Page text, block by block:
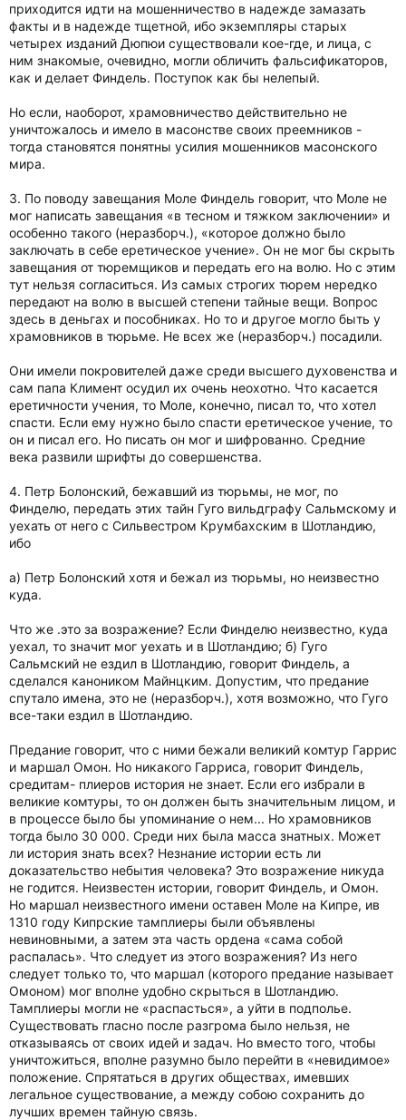
приходится идти на мошенничество в надежде замазать
факты и в надежде тщетной, ибо экземпляры старых
четырех изданий Дюпюи существовали кое-где, и лица, с
ним знакомые, очевидно, могли обличить фальсификаторов,
как и делает Финдель. Поступок как бы нелепый.
Но если, наоборот, храмовничество действительно не
уничтожалось и имело в масонстве своих преемников -
тогда становятся понятны усилия мошенников масонского
мира.
3. По поводу завещания Моле Финдель говорит, что Моле не
мог написать завещания «в тесном и тяжком заключении» и
особенно такого (неразборч.), «которое должно было
заключать в себе еретическое учение». Он не мог бы скрыть
завещания от тюремщиков и передать его на волю. Но с этим
тут нельзя согласиться. Из самых строгих тюрем нередко
передают на волю в высшей степени тайные вещи. Вопрос
здесь в деньгах и пособниках. Но то и другое могло быть у
храмовников в тюрьме. Не всех же (неразборч.) посадили.
Они имели покровителей даже среди высшего духовенства и
сам папа Климент осудил их очень неохотно. Что касается
еретичности учения, то Моле, конечно, писал то, что хотел
спасти. Если ему нужно было спасти еретическое учение, то
он и писал его. Но писать он мог и шифрованно. Средние
века развили шрифты до совершенства.
4. Петр Болонский, бежавший из тюрьмы, не мог, по
Финделю, передать этих тайн Гуго вильдграфу Сальмскому и
уехать от него с Сильвестром Крумбахским в Шотландию,
ибо
а) Петр Болонский хотя и бежал из тюрьмы, но неизвестно
куда.
Что же .это за возражение? Если Финделю неизвестно, куда
уехал, то значит мог уехать и в Шотландию; б) Гуго
Сальмский не ездил в Шотландию, говорит Финдель, а
сделался каноником Майнцким. Допустим, что предание
спутало имена, это не (неразборч.), хотя возможно, что Гуго
все-таки ездил в Шотландию.
Предание говорит, что с ними бежали великий комтур Гаррис
и маршал Омон. Но никакого Гарриса, говорит Финдель,
средитам- плиеров история не знает. Если его избрали в
великие комтуры, то он должен быть значительным лицом, и
в процессе было бы упоминание о нем... Но храмовников
тогда было 30 000. Среди них была масса знатных. Может
ли история знать всех? Незнание истории есть ли
доказательство небытия человека? Это возражение никуда
не годится. Неизвестен истории, говорит Финдель, и Омон.
Но маршал неизвестного имени оставен Моле на Кипре, ив
1310 году Кипрские тамплиеры были объявлены
невиновными, а затем эта часть ордена «сама собой
распалась». Что следует из этого возражения? Из него
следует только то, что маршал (которого предание называет
Омоном) мог вполне удобно скрыться в Шотландию.
Тамплиеры могли не «распасться», а уйти в подполье.
Существовать гласно после разгрома было нельзя, не
отказываясь от своих идей и задач. Но вместо того, чтобы
уничтожиться, вполне разумно было перейти в «невидимое»
положение. Спрятаться в других обществах, имевших
легальное существование, а между собою сохранить до
лучших времен тайную связь.